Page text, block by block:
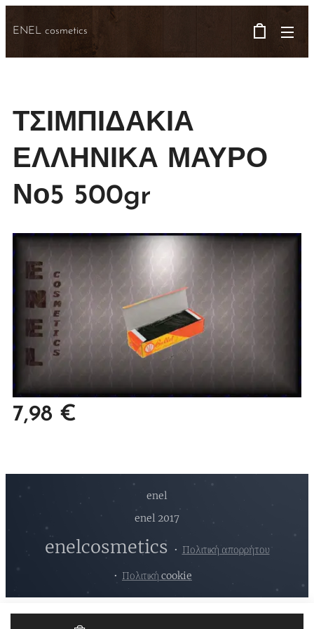
ENEL cosmetics
ΤΣΙΜΠΙΔΑΚΙΑ
ΕΛΛΗΝΙΚΑ ΜΑΥΡΟ
Νο5 500gr
7,98 €
enel
enel 2017
enelcosmetics Πολιτική απορρήτου
Πολιτική cookie